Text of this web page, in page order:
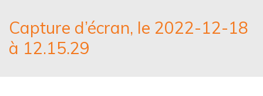
Capture d’écran, le 2022-12-18
à 12.15.29